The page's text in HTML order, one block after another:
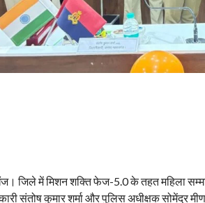
जिले में मिशन शक्ति फेज-5.0 के तहत महिला
संतोष कुमार शर्मा और पुलिस अधीक्षक सोमेंद्र